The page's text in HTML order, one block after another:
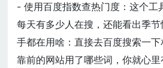
- 使用百度指数查热门度：这个工
每天有多少人在搜，还能看出季
手都在用啥：直接去百度搜索一
靠前的网站用了哪些词，你就心